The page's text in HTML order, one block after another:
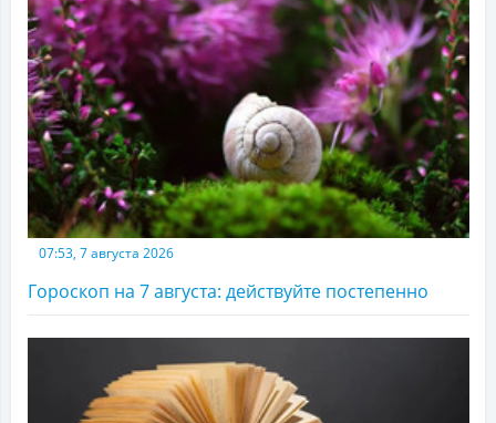
07:53, 7 августа 2026
Гороскоп на 7 августа: действуйте постепенно